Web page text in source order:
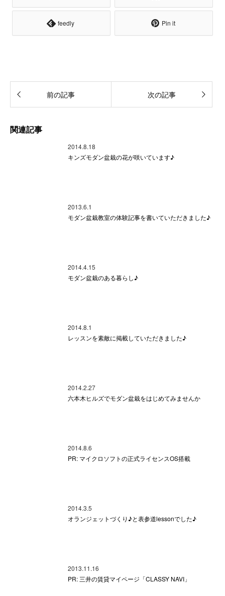
feedly Pin it
前の記事 次の記事
関連記事
2014.8.18
キンズモダン盆栽の花が咲いています♪
2013.6.1
モダン盆栽教室の体験記事を書いていただきました♪
2014.4.15
モダン盆栽のある暮らし♪
2014.8.1
レッスンを素敵に掲載していただきました♪
2014.2.27
六本木ヒルズでモダン盆栽をはじめてみませんか
2014.8.6
PR: マイクロソフトの正式ライセンスOS搭載
2014.3.5
オランジェットづくり♪と表参道lessonでした♪
2013.11.16
PR: 三井の賃貸マイページ「CLASSY NAVI」